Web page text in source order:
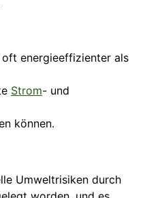
energieeffizienter als
Strom- und
können.
Umweltrisiken durch